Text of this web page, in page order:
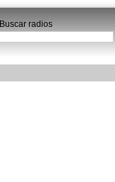
Buscar radios